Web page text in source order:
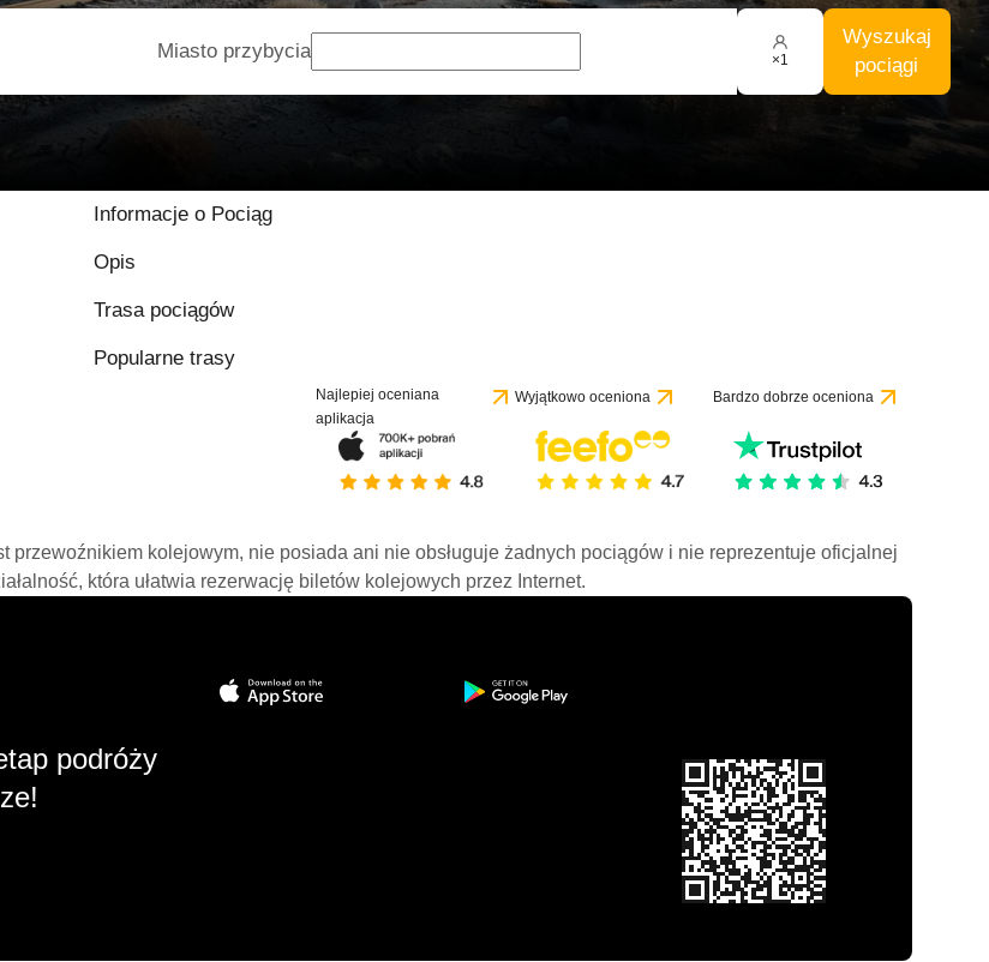
Miasto przybycia ×1
Wyszukaj
pociągi
Informacje o Pociąg
Opis
Trasa pociągów
Popularne trasy
Najlepiej oceniana
aplikacja
Wyjątkowo oceniona Bardzo dobrze oceniona
kolejowym, nie posiada ani nie obsługuje żadnych pociągów i nie reprezentuje oficjalnej
która ułatwia rezerwację biletów kolejowych przez Internet.
podróży